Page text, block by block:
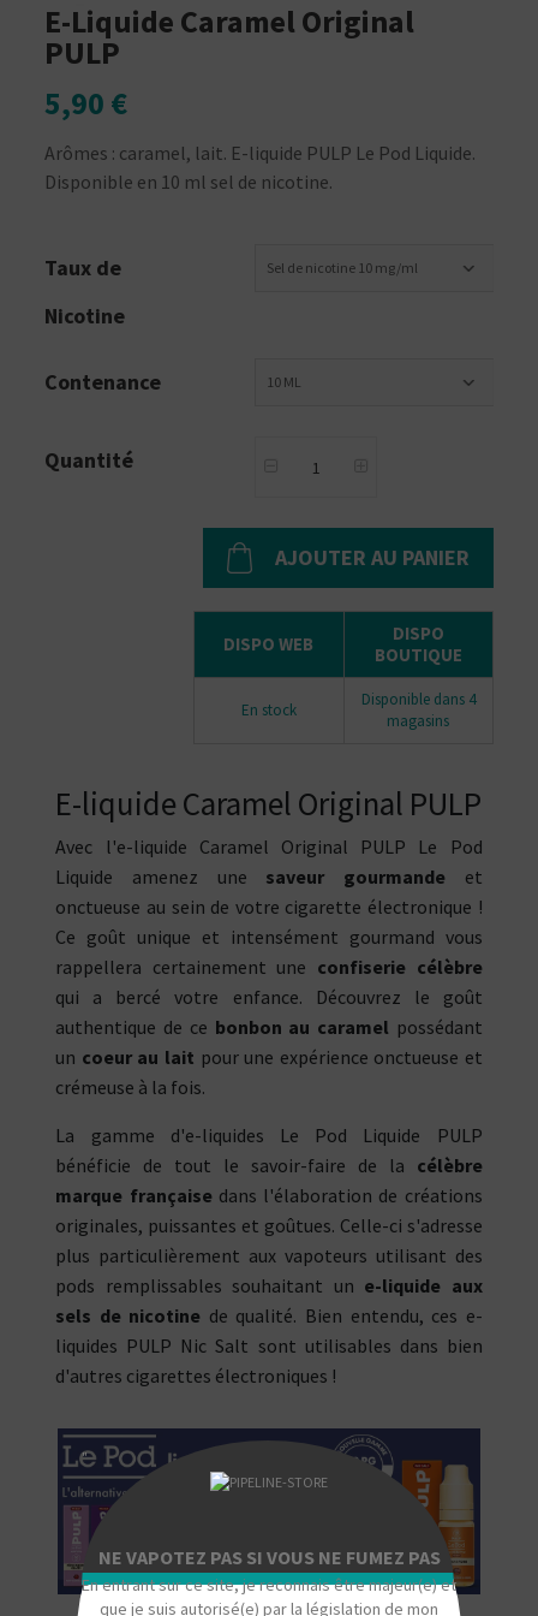
E-Liquide Caramel Original
PULP
5,90 €
Arômes : caramel, lait. E-liquide PULP Le Pod Liquide.
Disponible en 10 ml sel de nicotine.
Taux de
Nicotine
Sel de nicotine 10 mg/ml
Contenance 10 ML
Quantité
AJOUTER AU PANIER
DISPO WEB
DISPO
BOUTIQUE
En stock
Disponible dans 4
magasins
E-liquide Caramel Original PULP
Avec l'e-liquide Caramel Original PULP Le Pod
Liquide amenez une saveur gourmande et
onctueuse au sein de votre cigarette électronique !
Ce goût unique et intensément gourmand vous
rappellera certainement une confiserie célèbre
qui a bercé votre enfance. Découvrez le goût
authentique de ce bonbon au caramel possédant
un coeur au lait pour une expérience onctueuse et
crémeuse à la fois.
La gamme d'e-liquides Le Pod Liquide PULP
bénéficie de tout le savoir-faire de la célèbre
marque françaisedans l'élaboration de créations
originales, puissantes et goûtues. Celle-ci s'adresse
plus particulièrement aux vapoteurs utilisant des
pods remplissables souhaitant un e-liquide aux
sels de nicotine de qualité. Bien entendu, ces e-
liquides PULP Nic Salt sont utilisables dans bien
d'autres cigarettes électroniques !
"
NE VAPOTEZ PAS SI VOUS NE FUMEZ PAS
En entrant sur ce site, je reconnais être majeur(e) et
que je suis autorisé(e) par la législation de mon